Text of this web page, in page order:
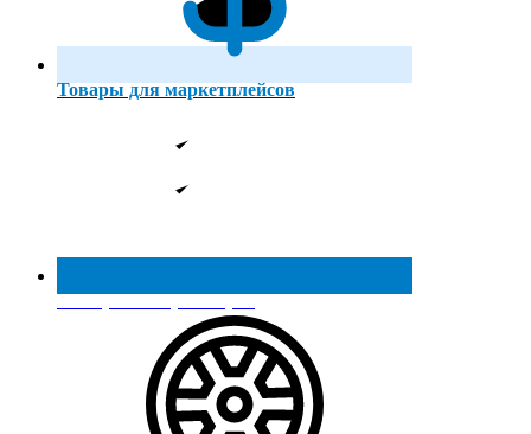
Товары для маркетплейсов
Реестр МинПромТорга